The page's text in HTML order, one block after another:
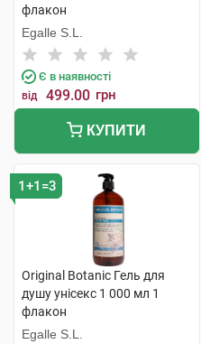
флакон
Egalle S.L.
Є в наявності
від 499.00 грн
КУПИТИ
1+1=3
Original Botanic Гель для
душу унісекс 1 000 мл 1
флакон
Egalle S.L.